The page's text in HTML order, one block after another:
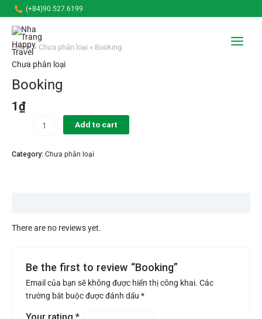
Nhảy
tới
dung
(+84)90.527.6199
Menu
Home» Chưa phân loại » Booking
Chưa phân loại
Booking
1₫
Booking
quantity
Add to cart
Category: Chưa phân loại
There are no reviews yet.
Be the first to review “Booking”
Email của bạn sẽ không được hiển thị công khai. Các
trường bắt buộc được đánh dấu *
Your rating *